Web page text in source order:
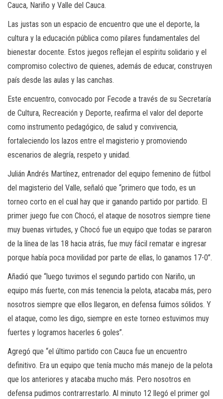
Cauca, Nariño y Valle del Cauca.
Las justas son un espacio de encuentro que une el deporte, la
cultura y la educación pública como pilares fundamentales del
bienestar docente. Estos juegos reflejan el espíritu solidario y el
compromiso colectivo de quienes, además de educar, construyen
país desde las aulas y las canchas.
Este encuentro, convocado por Fecode a través de su Secretaría
de Cultura, Recreación y Deporte, reafirma el valor del deporte
como instrumento pedagógico, de salud y convivencia,
fortaleciendo los lazos entre el magisterio y promoviendo
escenarios de alegría, respeto y unidad.
Julián Andrés Martínez, entrenador del equipo femenino de fútbol
del magisterio del Valle, señaló que “primero que todo, es un
torneo corto en el cual hay que ir ganando partido por partido. El
primer juego fue con Chocó, el ataque de nosotros siempre tiene
muy buenas virtudes, y Chocó fue un equipo que todas se pararon
de la línea de las 18 hacia atrás, fue muy fácil rematar e ingresar
porque había poca movilidad por parte de ellas, lo ganamos 17-0”.
Añadió que “luego tuvimos el segundo partido con Nariño, un
equipo más fuerte, con más tenencia la pelota, atacaba más, pero
nosotros siempre que ellos llegaron, en defensa fuimos sólidos. Y
el ataque, como les digo, siempre en este torneo estuvimos muy
fuertes y logramos hacerles 6 goles”.
Agregó que “el último partido con Cauca fue un encuentro
definitivo. Era un equipo que tenía mucho más manejo de la pelota
que los anteriores y atacaba mucho más. Pero nosotros en
defensa pudimos contrarrestarlo. Al minuto 12 llegó el primer gol